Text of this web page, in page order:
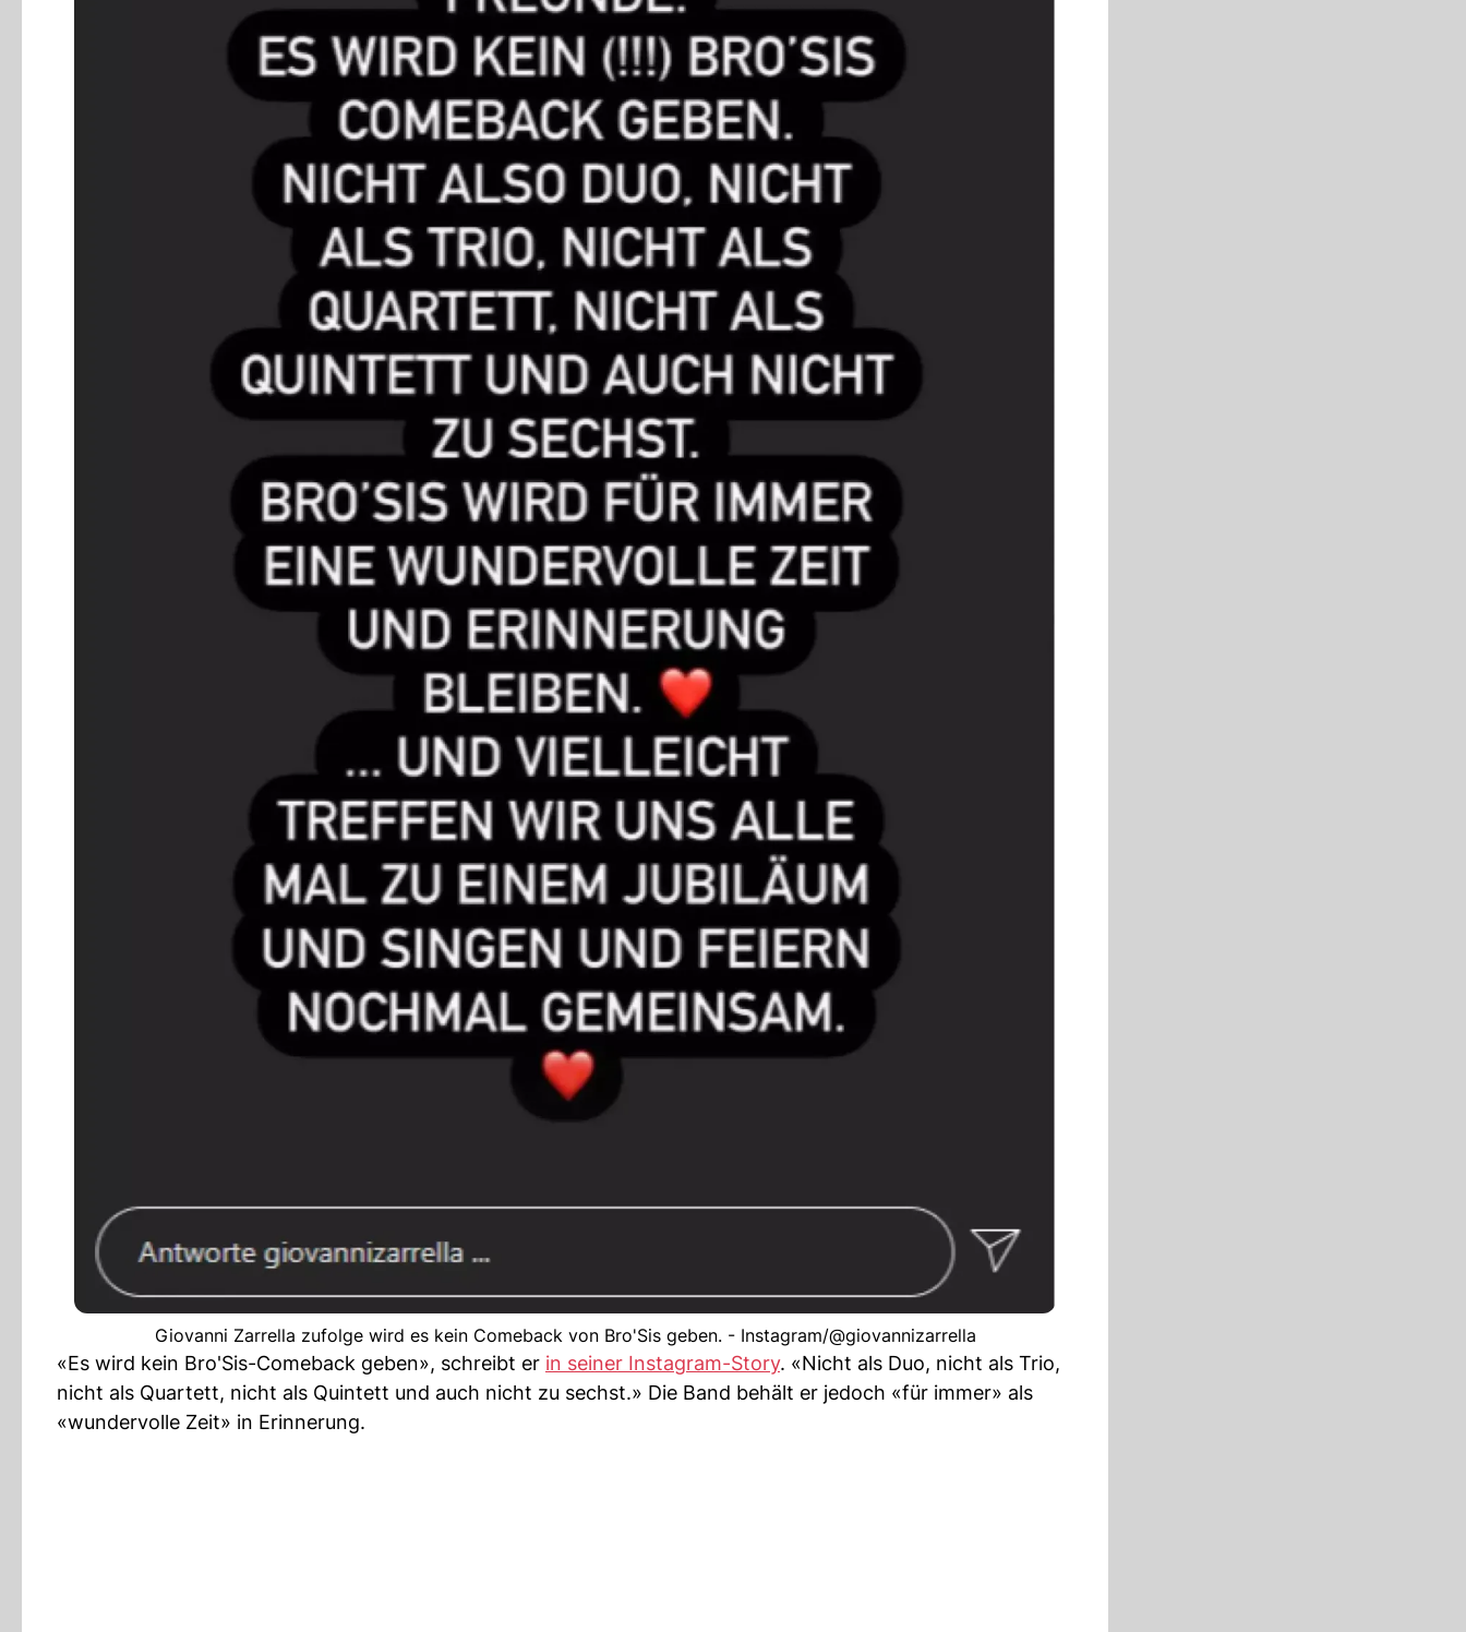
Giovanni Zarrella zufolge wird es kein Comeback von Bro'Sis geben. - Instagram/@giovannizarrella
«Es wird kein Bro'Sis-Comeback geben», schreibt er in seiner Instagram-Story. «Nicht als Duo, nicht als Trio,
nicht als Quartett, nicht als Quintett und auch nicht zu sechst.» Die Band behält er jedoch «für immer» als
«wundervolle Zeit» in Erinnerung.